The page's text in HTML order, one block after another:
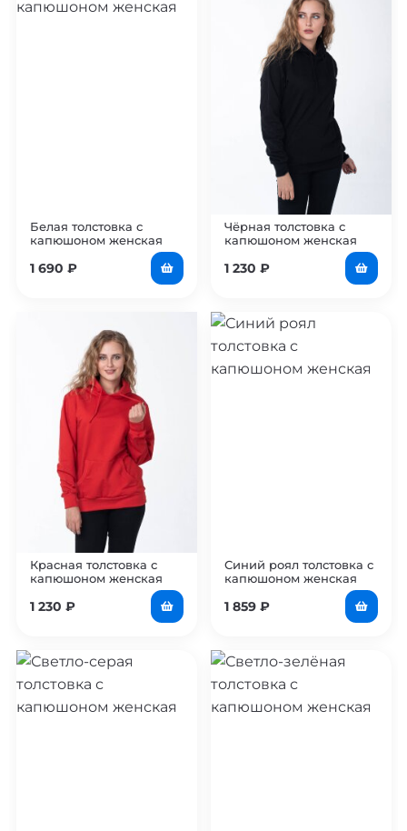
Белая толстовка с
капюшоном женская
1 690 ₽
Чёрная толстовка с
капюшоном женская
1 230 ₽
Красная толстовка с
капюшоном женская
1 230 ₽
Синий роял толстовка с
капюшоном женская
1 859 ₽